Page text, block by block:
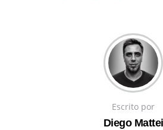
Escrito por
Diego Mattei